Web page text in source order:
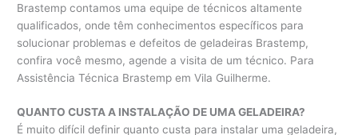
Brastemp contamos uma equipe de técnicos altamente
qualificados, onde têm conhecimentos específicos para
solucionar problemas e defeitos de geladeiras Brastemp,
confira você mesmo, agende a visita de um técnico. Para
Assistência Técnica Brastemp em Vila Guilherme.
QUANTO CUSTA A INSTALAÇÃO DE UMA GELADEIRA?
É muito difícil definir quanto custa para instalar uma geladeira,